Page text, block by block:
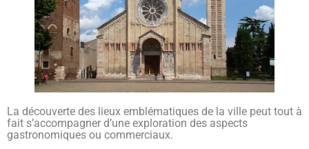
La découverte des lieux emblématiques de la ville peut tout à
fait s’accompagner d’une exploration des aspects
gastronomiques ou commerciaux.